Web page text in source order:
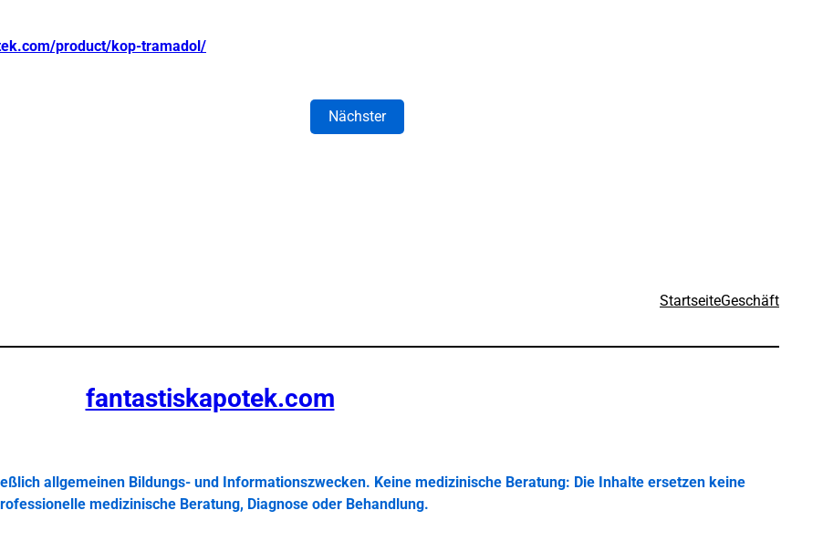
product/kop-tramadol/
Nächster
StartseiteGeschäft
fantastiskapotek.com
allgemeinen Bildungs- und Informationszwecken. Keine medizinische Beratung: Die Inhalte ersetzen keine
medizinische Beratung, Diagnose oder Behandlung.